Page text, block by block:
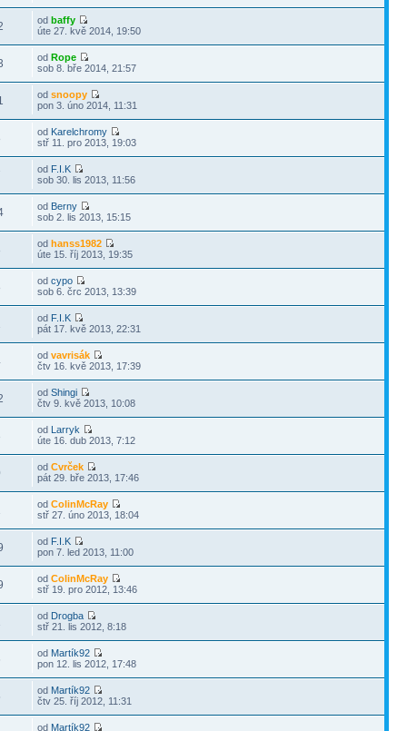
odbaffy
úte 27. kvě 2014, 19:50
odRope
sob 8. bře 2014, 21:57
odsnoopy
pon 3. úno 2014, 11:31
od Karelchromy
stř 11. pro 2013, 19:03
od F.I.K
sob 30. lis 2013, 11:56
od Berny
sob 2. lis 2013, 15:15
odhanss1982
úte 15. říj 2013, 19:35
odcypo
sob 6. črc 2013, 13:39
od F.I.K
pát 17. kvě 2013, 22:31
odvavrisák
čtv 16. kvě 2013, 17:39
odShingi
čtv 9. kvě 2013, 10:08
od Larryk
úte 16. dub 2013, 7:12
odCvrček
pát 29. bře 2013, 17:46
odColinMcRay
stř 27. úno 2013, 18:04
od F.I.K
pon 7. led 2013, 11:00
odColinMcRay
stř 19. pro 2012, 13:46
od Drogba
stř 21. lis 2012, 8:18
od Martík92
pon 12. lis 2012, 17:48
od Martík92
čtv 25. říj 2012, 11:31
od Martík92